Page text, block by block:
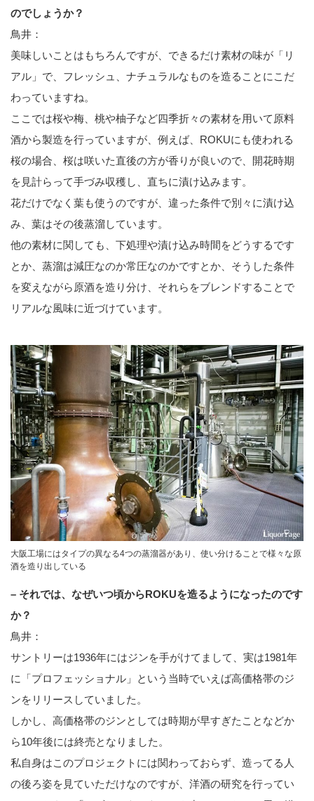
のでしょうか？
鳥井：
美味しいことはもちろんですが、できるだけ素材の味が「リ
アル」で、フレッシュ、ナチュラルなものを造ることにこだ
わっていますね。
ここでは桜や梅、桃や柚子など四季折々の素材を用いて原料
酒から製造を行っていますが、例えば、ROKUにも使われる
桜の場合、桜は咲いた直後の方が香りが良いので、開花時期
を見計らって手づみ収穫し、直ちに漬け込みます。
花だけでなく葉も使うのですが、違った条件で別々に漬け込
み、葉はその後蒸溜しています。
他の素材に関しても、下処理や漬け込み時間をどうするです
とか、蒸溜は減圧なのか常圧なのかですとか、そうした条件
を変えながら原酒を造り分け、それらをブレンドすることで
リアルな風味に近づけています。
大阪工場にはタイプの異なる4つの蒸溜器があり、使い分けることで様々な原
酒を造り出している
– それでは、なぜいつ頃からROKUを造るようになったのです
か？
鳥井：
サントリーは1936年にはジンを手がけてまして、実は1981年
に「プロフェッショナル」という当時でいえば高価格帯のジ
ンをリリースしていました。
しかし、高価格帯のジンとしては時期が早すぎたことなどか
ら10年後には終売となりました。
私自身はこのプロジェクトには関わっておらず、造ってる人
の後ろ姿を見ていただけなのですが、洋酒の研究を行ってい